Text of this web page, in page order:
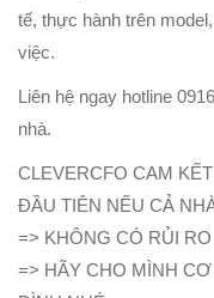
tế, thực hành trên
việc.
Liên hệ ngay hotline
nhà.
CLEVERCFO CAM
ĐẦU TIÊN NẾU CẢ
=> KHÔNG CÓ RỦI RO
=> HÃY CHO MÌNH